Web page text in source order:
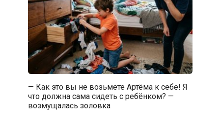
— Как это вы не возьмете Артёма к себе! Я
что должна сама сидеть с ребёнком? —
возмущалась золовка